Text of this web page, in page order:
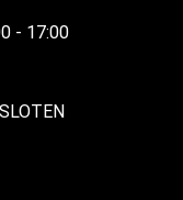
- 17:00